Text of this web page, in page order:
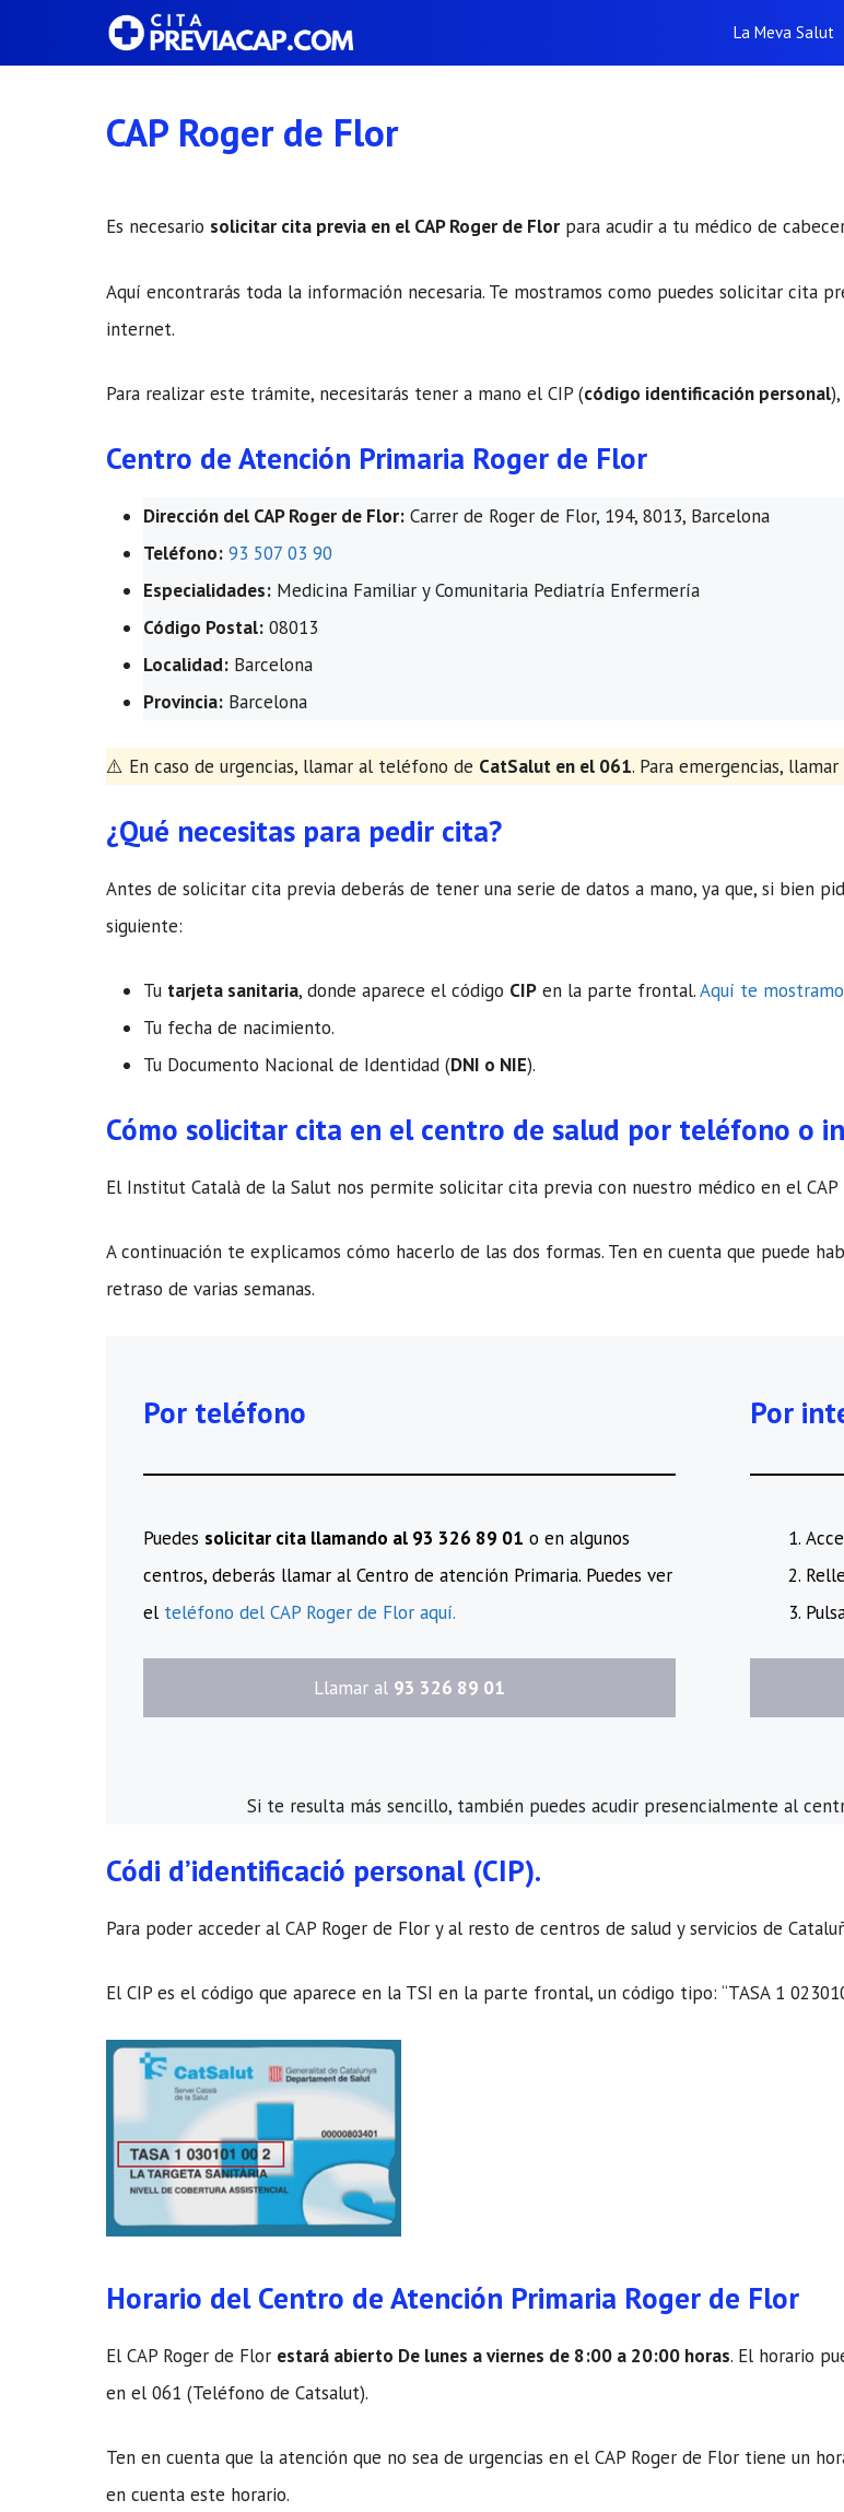
La Meva Salut
CAP Roger de Flor
Es necesario solicitar cita previa en el CAP Roger de Flor para acudir a tu médico de
Aquí encontrarás toda la información necesaria. Te mostramos como puedes solicitar cita
internet.
Para realizar este trámite, necesitarás tener a mano el CIP (código identificación personal
Centro de Atención Primaria Roger de Flor
Dirección del CAP Roger de Flor: Carrer de Roger de Flor, 194, 8013, Barcelona
Teléfono: 93 507 03 90
Especialidades: Medicina Familiar y Comunitaria Pediatría Enfermería
Código Postal: 08013
Localidad: Barcelona
Provincia: Barcelona
​⚠️ En caso de urgencias, llamar al teléfono de CatSalut en el 061. Para emergencias, llamar
¿Qué necesitas para pedir cita?
Antes de solicitar cita previa deberás de tener una serie de datos a mano, ya que, si
siguiente:
Tu tarjeta sanitaria, donde aparece el código CIP en la parte frontal.Aquí te
Tu fecha de nacimiento.
Tu Documento Nacional de Identidad (DNI o NIE).
Cómo solicitar cita en el centro de salud por teléfono o
El Institut Català de la Salut nos permite solicitar cita previa con nuestro médico en el
A continuación te explicamos cómo hacerlo de las dos formas. Ten en cuenta que puede
retraso de varias semanas.
Por teléfono
Puedes solicitar cita llamando al 93 326 89 01 o en algunos
centros, deberás llamar al Centro de atención Primaria. Puedes ver
el teléfono del CAP Roger de Flor aquí.
​Llamar al 93 326 89 01
Por
Si te resulta más sencillo, también puedes acudir presencialmente al
Códi d’identificació personal (CIP).
Para poder acceder al CAP Roger de Flor y al resto de centros de salud y servicios de
El CIP es el código que aparece en la TSI en la parte frontal, un código tipo: “TASA 1
Horario del Centro de Atención Primaria Roger de Flor
El CAP Roger de Flor estará abierto De lunes a viernes de 8:00 a 20:00 horas. El horario
en el 061 (Teléfono de Catsalut).
Ten en cuenta que la atención que no sea de urgencias en el CAP Roger de Flor tiene un
en cuenta este horario.